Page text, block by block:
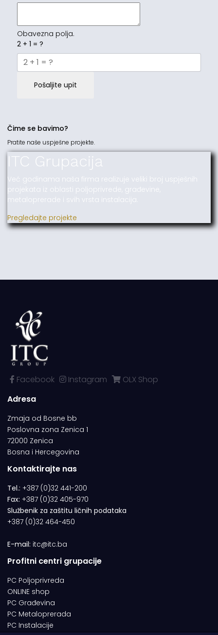
Obavezna polja.
2 + 1 = ?
Pošaljite upit
Čime se bavimo?
Pratite naše uspješne projekte.
ITC Grupacija
Već godinama naša firma realizuje veliki broj uspješnih
projekata iz oblasti poljoprivrede, građevine,
metaloprerade i svih vrsta instalacija.
Pregledajte projekte
Facebook Instagram
OLX Shop
Adresa
Zmaja od Bosne bb
Poslovna zona Zenica 1
72000 Zenica
Bosna i Hercegovina
Kontaktirajte nas
Tel.: +387 (0)32 441-200
Fax: +387 (0)32 405-970
Službenik za zaštitu ličnih podataka
+387 (0)32 464-450
E-mail: itc@itc.ba
Profitni centri grupacije
PC Poljoprivreda
ONLINE shop
PC Građevina
PC Metaloprerada
PC Instalacije